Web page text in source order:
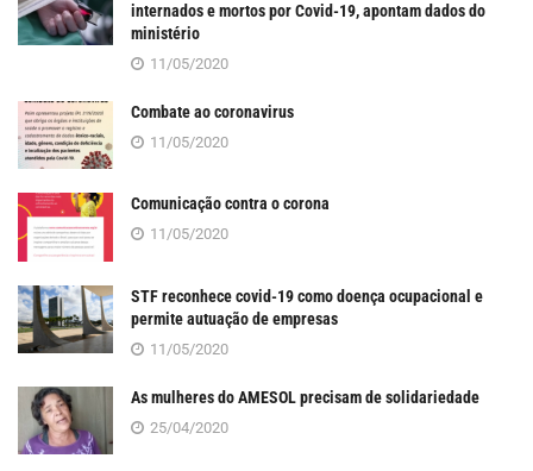
internados e mortos por Covid-19, apontam dados do
ministério
11/05/2020
Combate ao coronavirus
11/05/2020
Comunicação contra o corona
11/05/2020
STF reconhece covid-19 como doença ocupacional e
permite autuação de empresas
11/05/2020
As mulheres do AMESOL precisam de solidariedade
25/04/2020